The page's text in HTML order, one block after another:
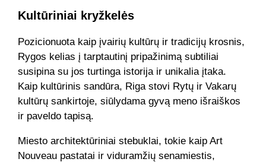
Kultūriniai kryžkelės
Pozicionuota kaip įvairių kultūrų ir tradicijų krosnis,
Rygos kelias į tarptautinį pripažinimą subtiliai
susipina su jos turtinga istorija ir unikalia įtaka.
Kaip kultūrinis sandūra, Riga stovi Rytų ir Vakarų
kultūrų sankirtoje, siūlydama gyvą meno išraiškos
ir paveldo tapisą.
Miesto architektūriniai stebuklai, tokie kaip Art
Nouveau pastatai ir viduramžių senamiestis,